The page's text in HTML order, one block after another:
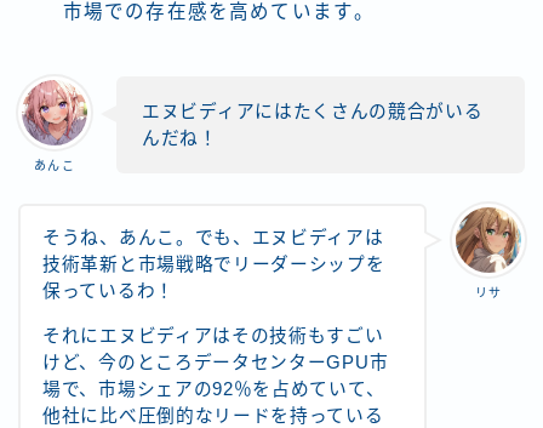
市場での存在感を高めています​。
あんこ
エヌビディアにはたくさんの競合がいる
んだね！
リサ
そうね、あんこ。でも、エヌビディアは
技術革新と市場戦略でリーダーシップを
保っているわ！
それにエヌビディアはその技術もすごい
けど、今のところデータセンターGPU市
場で、市場シェアの92％を占めていて、
他社に比べ圧倒的なリードを持っている